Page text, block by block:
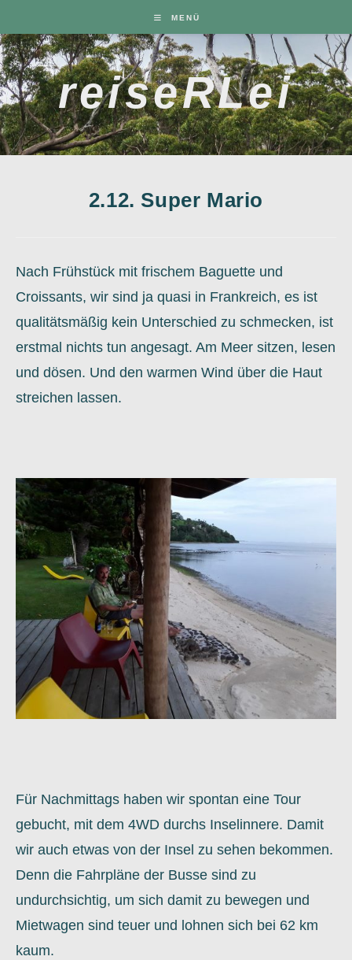
springen
MENÜ
reiseRLei
2.12. Super Mario
Nach Frühstück mit frischem Baguette und
Croissants, wir sind ja quasi in Frankreich, es ist
qualitätsmäßig kein Unterschied zu schmecken, ist
erstmal nichts tun angesagt. Am Meer sitzen, lesen
und dösen. Und den warmen Wind über die Haut
streichen lassen.
Für Nachmittags haben wir spontan eine Tour
gebucht, mit dem 4WD durchs Inselinnere. Damit
wir auch etwas von der Insel zu sehen bekommen.
Denn die Fahrpläne der Busse sind zu
undurchsichtig, um sich damit zu bewegen und
Mietwagen sind teuer und lohnen sich bei 62 km
kaum.